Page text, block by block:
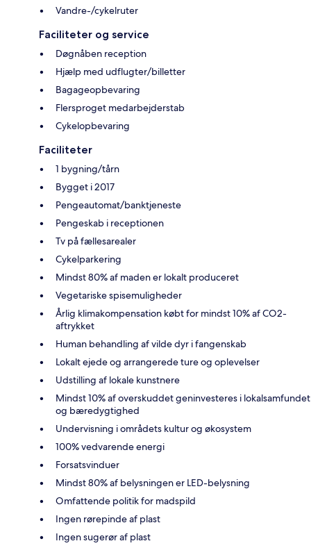
Vandre-/cykelruter
Faciliteter og service
Døgnåben reception
Hjælp med udflugter/billetter
Bagageopbevaring
Flersproget medarbejderstab
Cykelopbevaring
Faciliteter
1 bygning/tårn
Bygget i 2017
Pengeautomat/banktjeneste
Pengeskab i receptionen
Tv på fællesarealer
Cykelparkering
Mindst 80% af maden er lokalt produceret
Vegetariske spisemuligheder
Årlig klimakompensation købt for mindst 10% af CO2-
aftrykket
Human behandling af vilde dyr i fangenskab
Lokalt ejede og arrangerede ture og oplevelser
Udstilling af lokale kunstnere
Mindst 10% af overskuddet geninvesteres i lokalsamfundet
og bæredygtighed
Undervisning i områdets kultur og økosystem
100% vedvarende energi
Forsatsvinduer
Mindst 80% af belysningen er LED-belysning
Omfattende politik for madspild
Ingen rørepinde af plast
Ingen sugerør af plast